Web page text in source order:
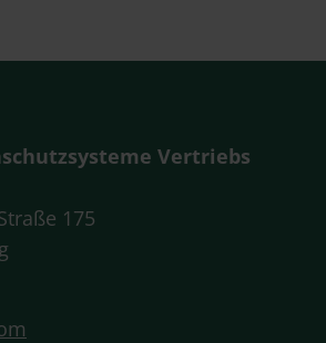
Vertriebs
175